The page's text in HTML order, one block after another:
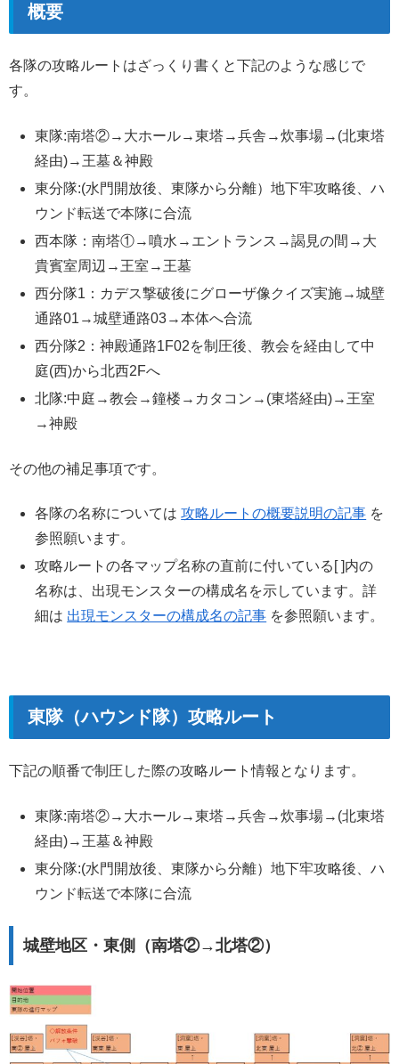
概要
各隊の攻略ルートはざっくり書くと下記のような感じで
す。
東隊:南塔②→大ホール→東塔→兵舎→炊事場→(北東塔
経由)→王墓＆神殿
東分隊:(水門開放後、東隊から分離）地下牢攻略後、ハ
ウンド転送で本隊に合流
西本隊：南塔①→噴水→エントランス→謁見の間→大
貴賓室周辺→王室→王墓
西分隊1：カデス撃破後にグローザ像クイズ実施→城壁
通路01→城壁通路03→本体へ合流
西分隊2：神殿通路1F02を制圧後、教会を経由して中
庭(西)から北西2Fへ
北隊:中庭→教会→鐘楼→カタコン→(東塔経由)→王室
→神殿
その他の補足事項です。
各隊の名称については攻略ルートの概要説明の記事 を
参照願います。
攻略ルートの各マップ名称の直前に付いている[ ]内の
名称は、出現モンスターの構成名を示しています。詳
細は 出現モンスターの構成名の記事 を参照願います。
東隊（ハウンド隊）攻略ルート
下記の順番で制圧した際の攻略ルート情報となります。
東隊:南塔②→大ホール→東塔→兵舎→炊事場→(北東塔
経由)→王墓＆神殿
東分隊:(水門開放後、東隊から分離）地下牢攻略後、ハ
ウンド転送で本隊に合流
城壁地区・東側（南塔②→北塔②）